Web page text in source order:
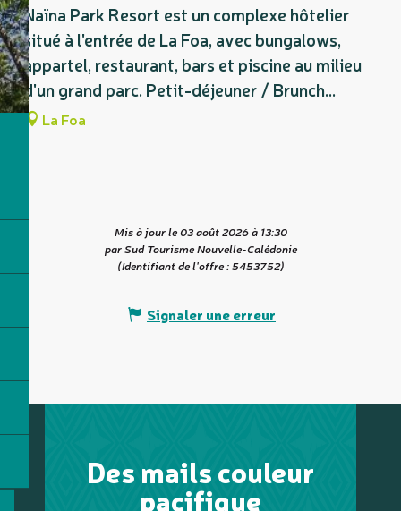
Naïna Park Resort est un complexe hôtelier
situé à l'entrée de La Foa, avec bungalows,
appartel, restaurant, bars et piscine au milieu
d'un grand parc. Petit-déjeuner / Brunch...
La Foa
Mis à jour le 03 août 2026 à 13:30
par Sud Tourisme Nouvelle-Calédonie
(Identifiant de l'offre :5453752)
Signaler une erreur
Des mails couleur
pacifique